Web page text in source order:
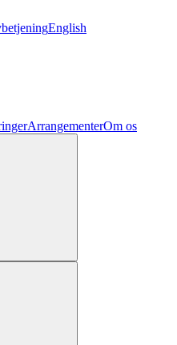
English
ArrangementerOm os